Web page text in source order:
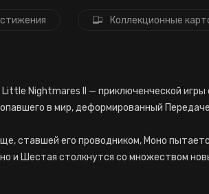
Коллекционные
Nightmares II — приключенческой игры
в мир, деформированный
ставшей его проводником, Моно
и Шестая столкнутся со множеством